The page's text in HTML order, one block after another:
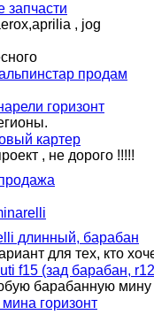
запчасти
, jog
продам
горизонт
картер
, не дорого !!!!!
длинный, барабан
для тех, кто
f15 (зад барабан,
барабанную мину
горизонт